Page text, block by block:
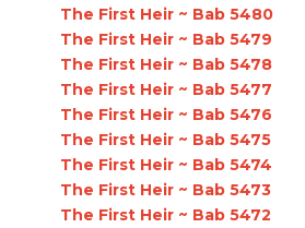
The First Heir ~ Bab 5480
The First Heir ~ Bab 5479
The First Heir ~ Bab 5478
The First Heir ~ Bab 5477
The First Heir ~ Bab 5476
The First Heir ~ Bab 5475
The First Heir ~ Bab 5474
The First Heir ~ Bab 5473
The First Heir ~ Bab 5472